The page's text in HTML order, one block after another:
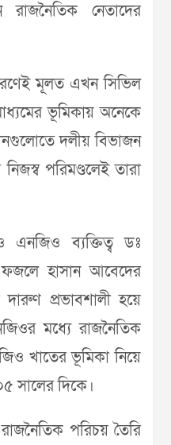
নেতাদের
মূলত এখন সিভিল
ভূমিকায় অনেকে
দলীয় বিভাজন
পরিমণ্ডলেই তারা
ব্যক্তিত্ব ডঃ
হাসান আবেদের
দারুণ প্রভাবশালী হয়ে
মধ্যে রাজনৈতিক
খাতের ভূমিকা নিয়ে
সালের দিকে।
পরিচয় তৈরি